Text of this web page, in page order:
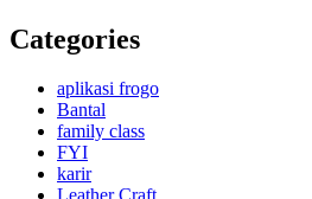
Categories
aplikasi frogo
Bantal
family class
FYI
karir